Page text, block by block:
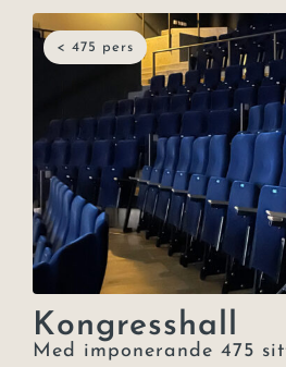
< 475 pers
Kongresshall
Med imponerande 475